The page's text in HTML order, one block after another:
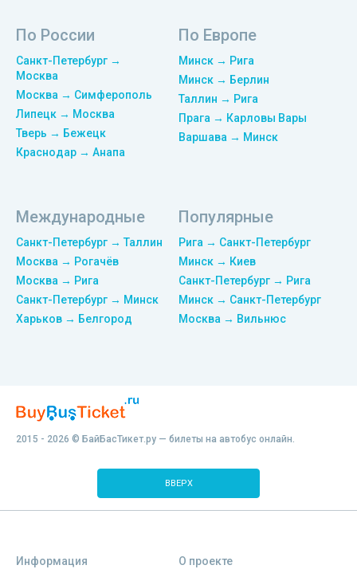
По России
Санкт-Петербург →
Москва
Москва → Симферополь
Липецк → Москва
Тверь → Бежецк
Краснодар → Анапа
По Европе
Минск → Рига
Минск → Берлин
Таллин → Рига
Прага → Карловы Вары
Варшава → Минск
Международные
Санкт-Петербург → Таллин
Москва → Рогачёв
Москва → Рига
Санкт-Петербург → Минск
Харьков → Белгород
Популярные
Рига → Санкт-Петербург
Минск → Киев
Санкт-Петербург → Рига
Минск → Санкт-Петербург
Москва → Вильнюс
2015 - 2026 © БайБасТикет.ру — билеты на автобус онлайн.
ВВЕРХ
Информация О проекте